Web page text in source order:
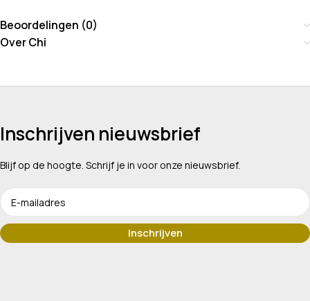
Beoordelingen (0)
Over Chi
Inschrijven nieuwsbrief
Blijf op de hoogte. Schrijf je in voor onze nieuwsbrief.